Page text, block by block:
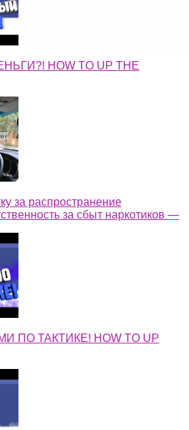
HOW TO UP THE
за распространение
за сбыт наркотиков —
ПО ТАКТИКЕ! HOW TO UP